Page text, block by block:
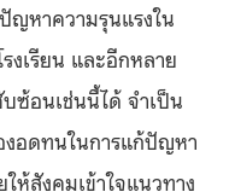
หาความรุนแรงใน
งเรียน และอีกหลาย
อนเช่นนี้ได้ จำเป็น
งอดทนในการแก้ปัญหา
ห้สังคมเข้าใจแนวทาง